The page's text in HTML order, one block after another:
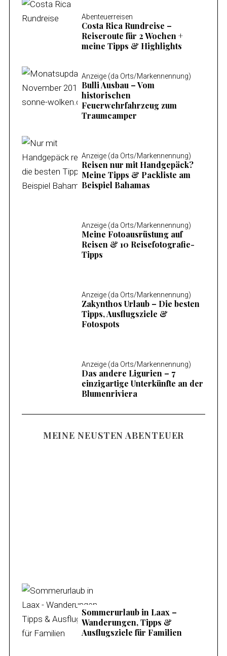
Abenteuerreisen
Costa Rica Rundreise –
Reiseroute für 2 Wochen +
meine Tipps & Highlights
Anzeige (da Orts/Markennennung)
Bulli Ausbau – Vom
historischen
Feuerwehrfahrzeug zum
Traumcamper
Anzeige (da Orts/Markennennung)
Reisen nur mit Handgepäck?
Meine Tipps & Packliste am
Beispiel Bahamas
Anzeige (da Orts/Markennennung)
Meine Fotoausrüstung auf
Reisen & 10 Reisefotografie-
Tipps
Anzeige (da Orts/Markennennung)
Zakynthos Urlaub – Die besten
Tipps, Ausflugsziele &
Fotospots
Anzeige (da Orts/Markennennung)
Das andere Ligurien – 7
einzigartige Unterkünfte an der
Blumenriviera
MEINE NEUSTEN ABENTEUER
Sommerurlaub in Laax –
Wanderungen, Tipps &
Ausflugsziele für Familien